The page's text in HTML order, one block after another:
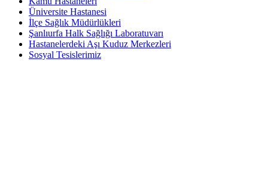
Üniversite Hastanesi
İlçe Sağlık Müdürlükleri
Şanlıurfa Halk Sağlığı Laboratuvarı
Hastanelerdeki Aşı Kuduz Merkezleri
Sosyal Tesislerimiz